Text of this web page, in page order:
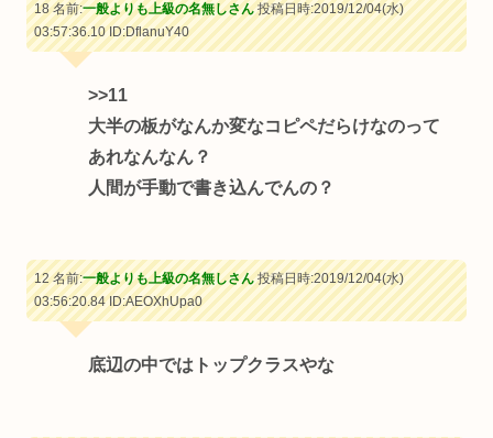
18 名前:一般よりも上級の名無しさん投稿日時:2019/12/04(水)
03:57:36.10ID:DflanuY40
>>11
大半の板がなんか変なコピペだらけなのって
あれなんなん？
人間が手動で書き込んでんの？
12 名前:一般よりも上級の名無しさん投稿日時:2019/12/04(水)
03:56:20.84ID:AEOXhUpa0
底辺の中ではトップクラスやな